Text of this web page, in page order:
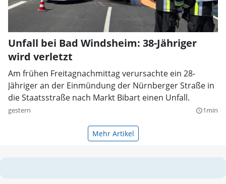
Unfall bei Bad Windsheim: 38-Jähriger
wird verletzt
Am frühen Freitagnachmittag verursachte ein 28-
Jähriger an der Einmündung der Nürnberger Straße in
die Staatsstraße nach Markt Bibart einen Unfall.
gestern query_builder1min
Mehr Artikel